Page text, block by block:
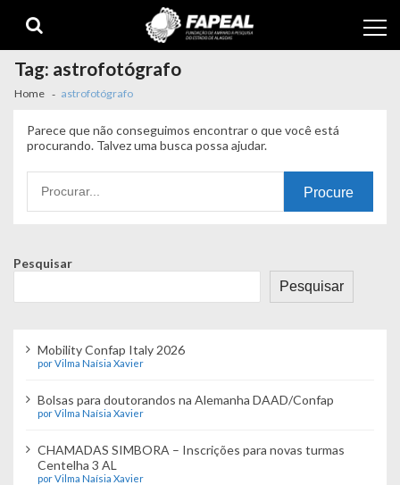
navigation
content
Tag: astrofotógrafo
Home astrofotógrafo
Parece que não conseguimos encontrar o que você está
procurando. Talvez uma busca possa ajudar.
por:
Pesquisar
Pesquisar
Mobility Confap Italy 2026
por Vilma Naísia Xavier
Bolsas para doutorandos na Alemanha DAAD/Confap
por Vilma Naísia Xavier
CHAMADAS SIMBORA – Inscrições para novas turmas
Centelha 3 AL
por Vilma Naísia Xavier